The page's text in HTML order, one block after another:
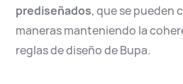
prediseñados, que se pueden
maneras manteniendo la
reglas de diseño de Bupa.